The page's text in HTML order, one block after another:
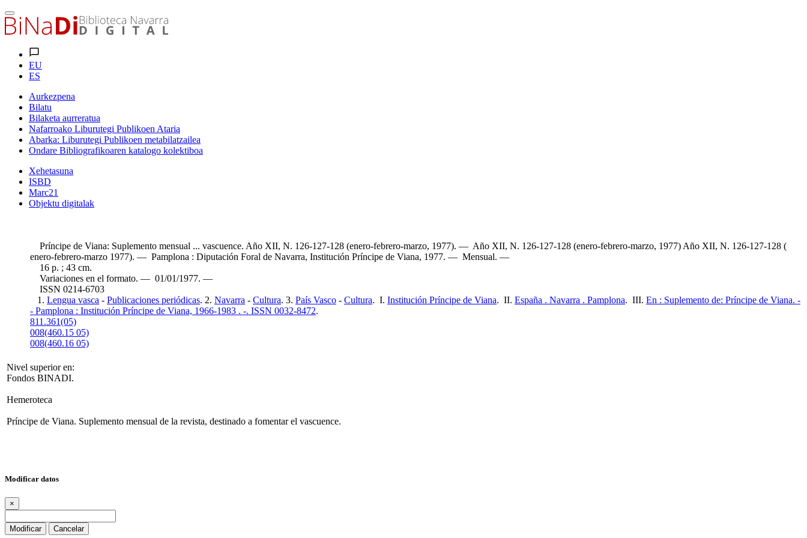
EU
ES
Aurkezpena
Bilatu
Bilaketa aurreratua
Nafarroako Liburutegi Publikoen Ataria
Abarka: Liburutegi Publikoen metabilatzailea
Ondare Bibliografikoaren katalogo kolektiboa
Xehetasuna
ISBD
Marc21
Objektu digitalak
Príncipe de Viana: Suplemento mensual ... vascuence. Año XII, N. 126-127-128 (enero-febrero-marzo, 1977). — Año XII, N. 126-127-128 (enero-febrero-marzo, 1977) Año XII, N. 126-127-128 (
enero-febrero-marzo 1977). — Pamplona : Diputación Foral de Navarra, Institución Príncipe de Viana, 1977. — Mensual. —
16 p. ; 43 cm.
Variaciones en el formato. — 01/01/1977. —
ISSN 0214-6703
1. Lengua vasca - Publicaciones periódicas. 2. Navarra - Cultura. 3. País Vasco - Cultura. I. Institución Príncipe de Viana. II. España . Navarra . Pamplona. III. En : Suplemento de: Príncipe de Viana. -
- Pamplona : Institución Príncipe de Viana, 1966-1983 . -. ISSN 0032-8472.
811.361(05)
008(460.15 05)
008(460.16 05)
Nivel superior en:
Fondos BINADI.
Hemeroteca
Príncipe de Viana. Suplemento mensual de la revista, destinado a fomentar el vascuence.
Modificar datos
×
Modificar Cancelar